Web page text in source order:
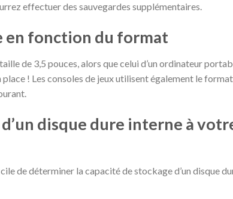
effectuer des sauvegardes supplémentaires.
en fonction du format
de 3,5 pouces, alors que celui d’un ordinateur
! Les consoles de jeux utilisent également le format
disque dure interne à
de déterminer la capacité de stockage d’un disque